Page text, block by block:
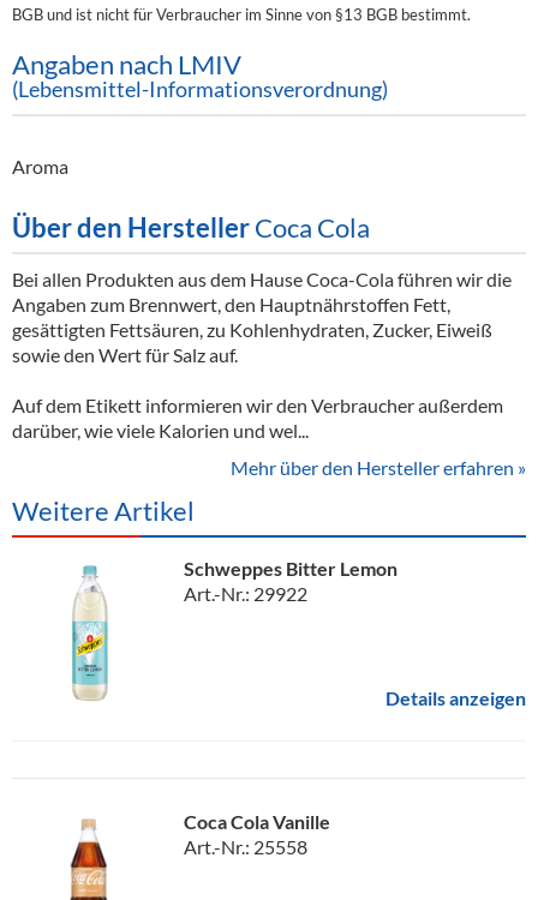
BGB und ist nicht für Verbraucher im Sinne von §13 BGB bestimmt.
Angaben nach LMIV
(Lebensmittel-Informationsverordnung)
Aroma
Über den HerstellerCoca Cola
Bei allen Produkten aus dem Hause Coca-Cola führen wir die
Angaben zum Brennwert, den Hauptnährstoffen Fett,
gesättigten Fettsäuren, zu Kohlenhydraten, Zucker, Eiweiß
sowie den Wert für Salz auf.
Auf dem Etikett informieren wir den Verbraucher außerdem
darüber, wie viele Kalorien und wel...
Mehr über den Hersteller erfahren »
Weitere Artikel
Schweppes Bitter Lemon
Art.-Nr.: 29922
Details anzeigen
Coca Cola Vanille
Art.-Nr.: 25558